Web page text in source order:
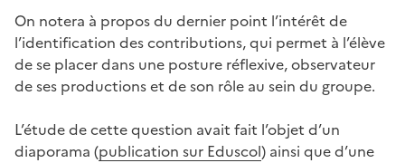
On notera à propos du dernier point l’intérêt de
l’identification des contributions, qui permet à l’élève
de se placer dans une posture réflexive, observateur
de ses productions et de son rôle au sein du groupe.
L’étude de cette question avait fait l’objet d’un
diaporama (publication sur Eduscol) ainsi que d’une